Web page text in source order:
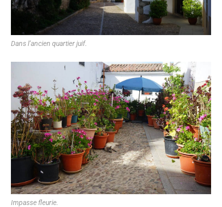
Dans l’ancien quartier juif.
Impasse fleurie.